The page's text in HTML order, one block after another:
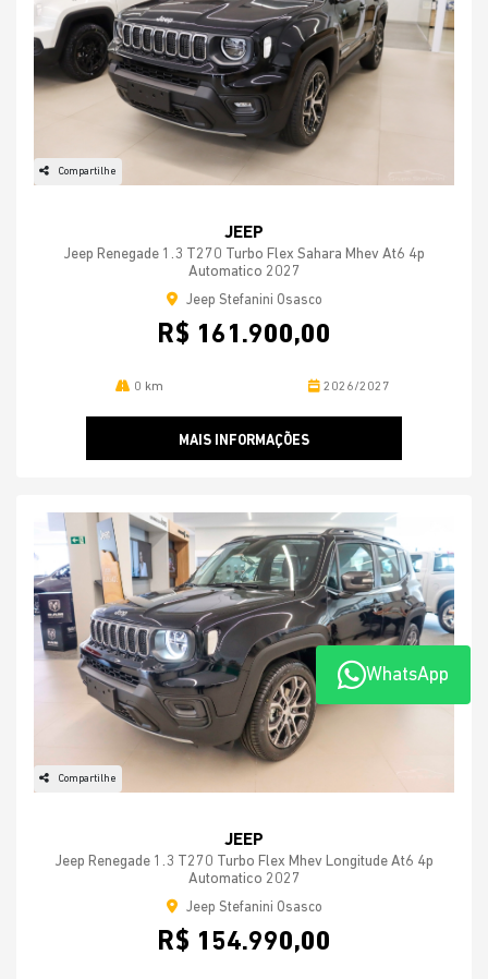
Compartilhe
JEEP
Jeep Renegade 1.3 T270 Turbo Flex Sahara Mhev At6 4p
Automatico 2027
Jeep Stefanini Osasco
R$ 161.900,00
0 km 2026/2027
MAIS INFORMAÇÕES
Compartilhe
JEEP
Jeep Renegade 1.3 T270 Turbo Flex Mhev Longitude At6 4p
Automatico 2027
Jeep Stefanini Osasco
R$ 154.990,00
WhatsApp